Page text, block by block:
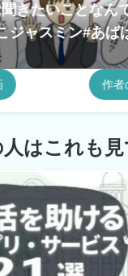
きたいことなん
ジャスミン#あば
作者
はこれも見